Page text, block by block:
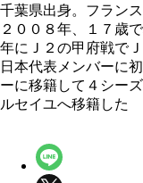
千葉県出身。フラン
２００８年、１７歳
年にＪ２の甲府戦で
日本代表メンバーに
ーに移籍して４シー
ルセイユへ移籍した